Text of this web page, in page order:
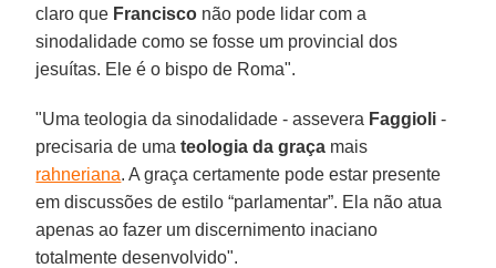
claro que Francisco não pode lidar com a
sinodalidade como se fosse um provincial dos
jesuítas. Ele é o bispo de Roma".
"Uma teologia da sinodalidade - assevera Faggioli -
precisaria de umateologia da graça mais
rahneriana. A graça certamente pode estar presente
em discussões de estilo “parlamentar”. Ela não atua
apenas ao fazer um discernimento inaciano
totalmente desenvolvido".